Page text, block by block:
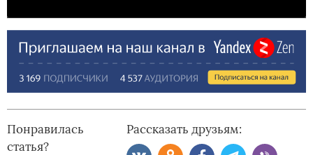
Понравилась
статья?
Рассказать друзьям: